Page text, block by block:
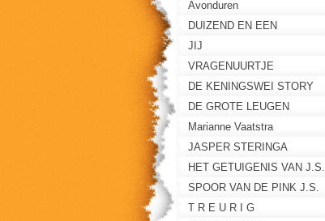
Avonduren
DUIZEND EN EEN
RAADSELS
JIJ
VRAGENUURTJE
DE KENINGSWEI STORY
DE GROTE LEUGEN
Marianne Vaatstra
JASPER STERINGA
HET GETUIGENIS VAN J.S.
SPOOR VAN DE PINK J.S.
T R E U R I G